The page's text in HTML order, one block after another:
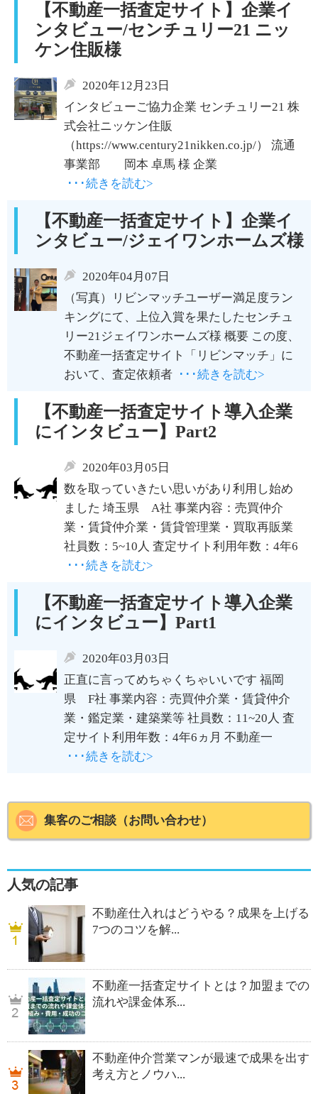
【不動産一括査定サイト】企業イ
ンタビュー/センチュリー21 ニッ
ケン住販様
2020年12月23日
インタビューご協力企業 センチュリー21 株
式会社ニッケン住販
（https://www.century21nikken.co.jp/） 流通
事業部 岡本 卓馬 様 企業
･･･続きを読む>
【不動産一括査定サイト】企業イ
ンタビュー/ジェイワンホームズ様
2020年04月07日
（写真）リビンマッチユーザー満足度ラン
キングにて、上位入賞を果たしたセンチュ
リー21ジェイワンホームズ様 概要 この度、
不動産一括査定サイト「リビンマッチ」に
おいて、査定依頼者 ･･･続きを読む>
【不動産一括査定サイト導入企業
にインタビュー】Part2
2020年03月05日
数を取っていきたい思いがあり利用し始め
ました 埼玉県 A社 事業内容：売買仲介
業・賃貸仲介業・賃貸管理業・買取再販業
社員数：5~10人 査定サイト利用年数：4年6
･･･続きを読む>
【不動産一括査定サイト導入企業
にインタビュー】Part1
2020年03月03日
正直に言ってめちゃくちゃいいです 福岡
県 F社 事業内容：売買仲介業・賃貸仲介
業・鑑定業・建築業等 社員数：11~20人 査
定サイト利用年数：4年6ヵ月 不動産一
･･･続きを読む>
集客のご相談（お問い合わせ）
人気の記事
不動産仕入れはどうやる？成果を上げる
7つのコツを解...
不動産一括査定サイトとは？加盟までの
流れや課金体系...
不動産仲介営業マンが最速で成果を出す
考え方とノウハ...